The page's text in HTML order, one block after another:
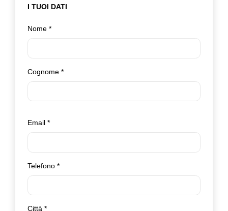
I TUOI DATI
Nome *
Cognome *
Email *
Telefono *
Città *